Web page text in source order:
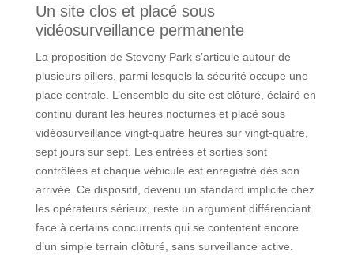
Un site clos et placé sous
vidéosurveillance permanente
La proposition de Steveny Park s’articule autour de
plusieurs piliers, parmi lesquels la sécurité occupe une
place centrale. L’ensemble du site est clôturé, éclairé en
continu durant les heures nocturnes et placé sous
vidéosurveillance vingt-quatre heures sur vingt-quatre,
sept jours sur sept. Les entrées et sorties sont
contrôlées et chaque véhicule est enregistré dès son
arrivée. Ce dispositif, devenu un standard implicite chez
les opérateurs sérieux, reste un argument différenciant
face à certains concurrents qui se contentent encore
d’un simple terrain clôturé, sans surveillance active.